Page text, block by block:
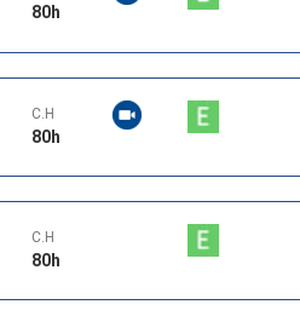
80h
C.H
80h
C.H
80h